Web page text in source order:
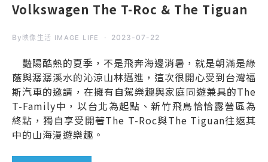
Volkswagen The T-Roc & The Tiguan
By 映像生活 IMAGE LIFE 2023-07-22
豔陽酷熱的夏季，不是飛奔海邊消暑，就是朝滿是綠
蔭與潺潺溪水的沁涼山林邁進，這次很開心受到台灣福
斯汽車的邀請，在擁有自駕樂趣與家庭同遊兼具的The
T-Family中，以台北為起點、新竹飛鳥恰恰露營區為
終點，獨自享受開著The T-Roc與The Tiguan往返其
中的山海漫遊樂趣。